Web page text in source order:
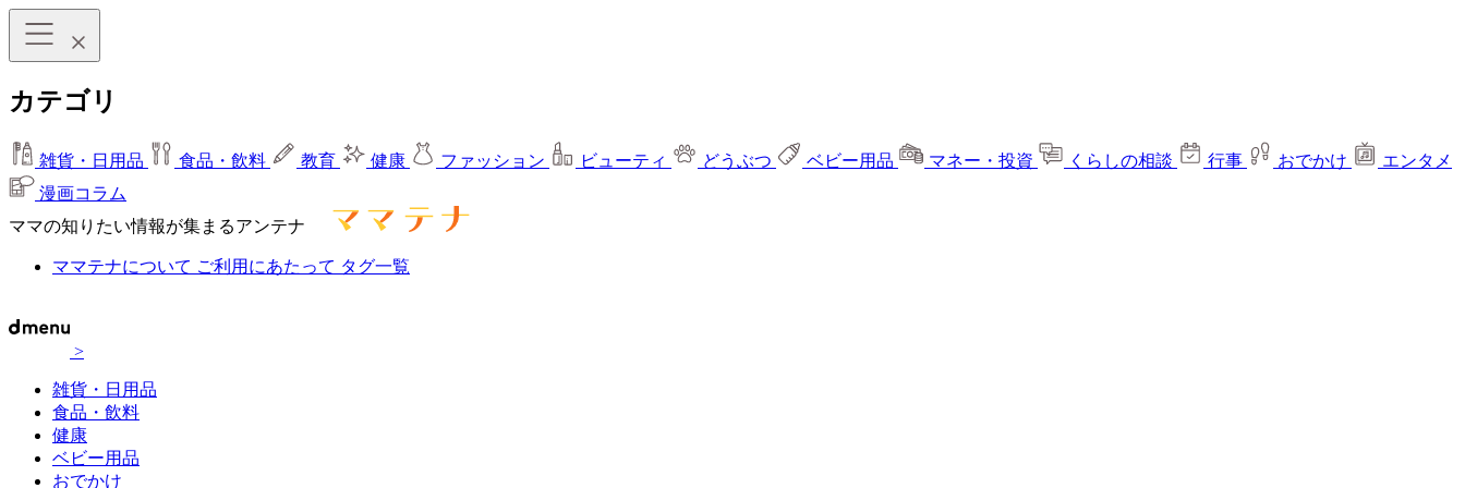
カテゴリ
雑貨・日用品 食品・飲料 教育 健康 ファッション ビューティ どうぶつ ベビー用品 マネー・投資 くらしの相談 行事 おでかけ
エンタメ
漫画コラム
ママの知りたい情報が集まるアンテナ
ママテナについて ご利用にあたって タグ一覧
>
雑貨・日用品
食品・飲料
健康
ベビー用品
おでかけ